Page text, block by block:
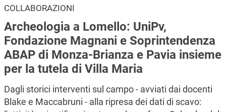
COLLABORAZIONI
Archeologia a Lomello: UniPv,
Fondazione Magnani e Soprintendenza
ABAP di Monza-Brianza e Pavia insieme
per la tutela di Villa Maria
Dagli storici interventi sul campo - avviati dai docenti
Blake e Maccabruni - alla ripresa dei dati di scavo: